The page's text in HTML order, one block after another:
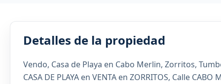
Detalles de la propiedad
Vendo, Casa de Playa en Cabo Merlin, Zorritos,
CASA DE PLAYA en VENTA en ZORRITOS, Calle CABO